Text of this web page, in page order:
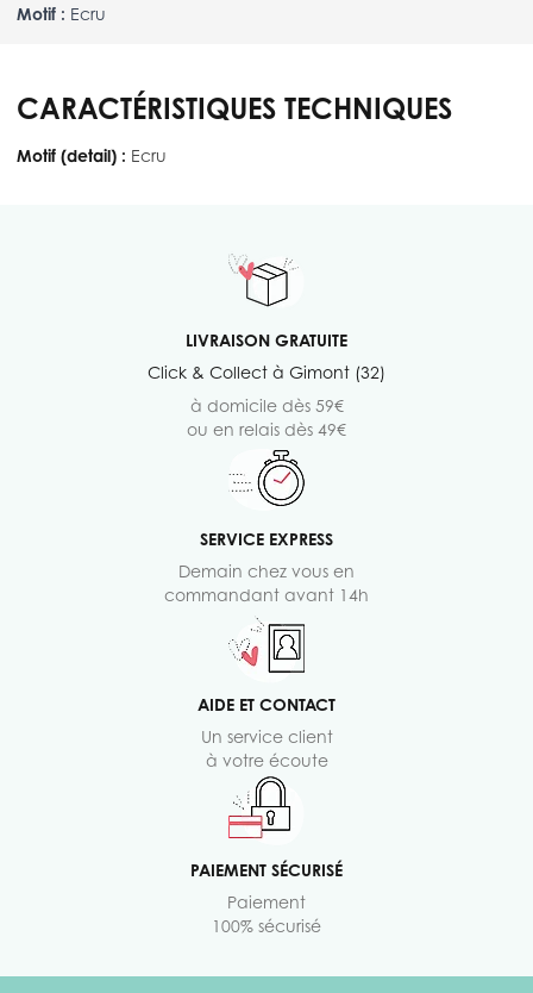
Motif : Ecru
CARACTÉRISTIQUES TECHNIQUES
Motif (detail) : Ecru
LIVRAISON GRATUITE
Click & Collect à Gimont (32)
à domicile dès 59€
ou en relais dès 49€
SERVICE EXPRESS
Demain chez vous en
commandant avant 14h
AIDE ET CONTACT
Un service client
à votre écoute
PAIEMENT SÉCURISÉ
Paiement
100% sécurisé